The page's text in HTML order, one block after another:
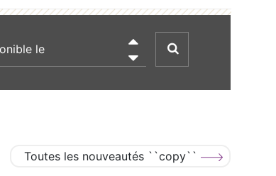

Toutes les nouveautés ``copy``